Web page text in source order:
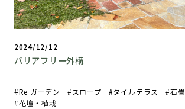
2024/12/12
バリアフリー外構
Re ガーデン スロープ タイルテラス 石畳
花壇・植栽